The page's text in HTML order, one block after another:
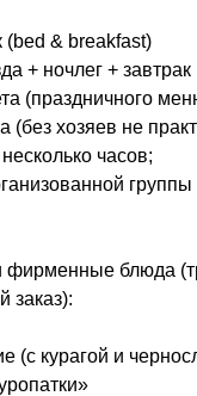
(bed & breakfast)
+ ночлег + завтрак
(праздничного
(без хозяев не
часов;
блюда
заказ):
(с курагой и